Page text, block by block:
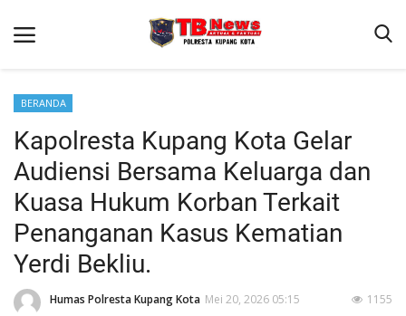
Beranda
Binkam
Terms & Conditions
Reskrim
Lantas
Mitra Polisi
BERANDA
Kapolresta Kupang Kota Gelar
Audiensi Bersama Keluarga dan
Kuasa Hukum Korban Terkait
Penanganan Kasus Kematian
Yerdi Bekliu.
Humas Polresta Kupang Kota Mei 20, 2026 05:15 1155